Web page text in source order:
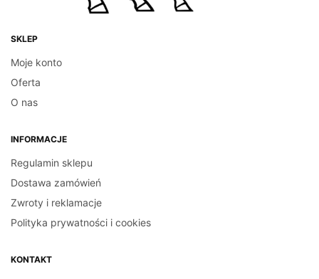
SKLEP
Moje konto
Oferta
O nas
INFORMACJE
Regulamin sklepu
Dostawa zamówień
Zwroty i reklamacje
Polityka prywatności i cookies
KONTAKT